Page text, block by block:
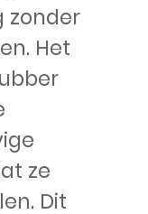
zonder
Het
ze
Dit